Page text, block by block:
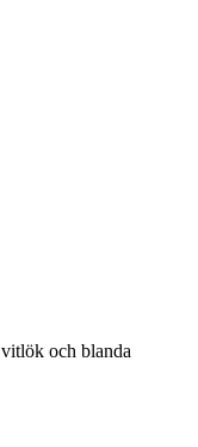
och blanda